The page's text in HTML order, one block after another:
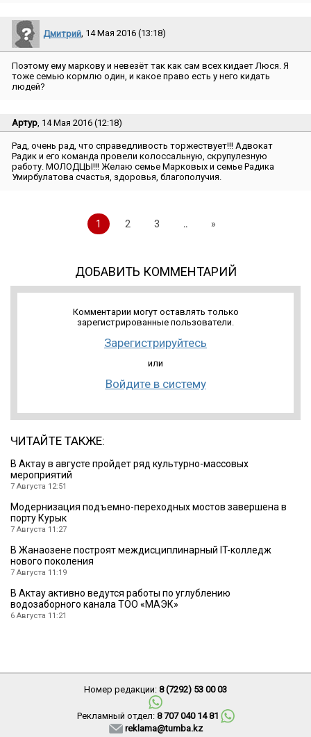
Дмитрий, 14 Мая 2016 (13:18)
Поэтому ему маркову и невезёт так как сам всех кидает Люся. Я
тоже семью кормлю один, и какое право есть у него кидать
людей?
Артур, 14 Мая 2016 (12:18)
Рад, очень рад, что справедливость торжествует!!! Адвокат
Радик и его команда провели колоссальную, скрупулезную
работу. МОЛОДЦЫ!!! Желаю семье Марковых и семье Радика
Умирбулатова счастья, здоровья, благополучия.
1 2 3 .. »
ДОБАВИТЬ КОММЕНТАРИЙ
Комментарии могут оставлять только
зарегистрированные пользователи.
Зарегистрируйтесь
или
Войдите в систему
ЧИТАЙТЕ ТАКЖЕ:
В Актау в августе пройдет ряд культурно-массовых
мероприятий
7 Августа 12:51
Модернизация подъемно-переходных мостов завершена в
порту Курык
7 Августа 11:27
В Жанаозене построят междисциплинарный IT-колледж
нового поколения
7 Августа 11:19
В Актау активно ведутся работы по углублению
водозаборного канала ТОО «МАЭК»
6 Августа 11:21
Номер редакции: 8 (7292) 53 00 03
Рекламный отдел: 8 707 040 14 81
reklama@tumba.kz